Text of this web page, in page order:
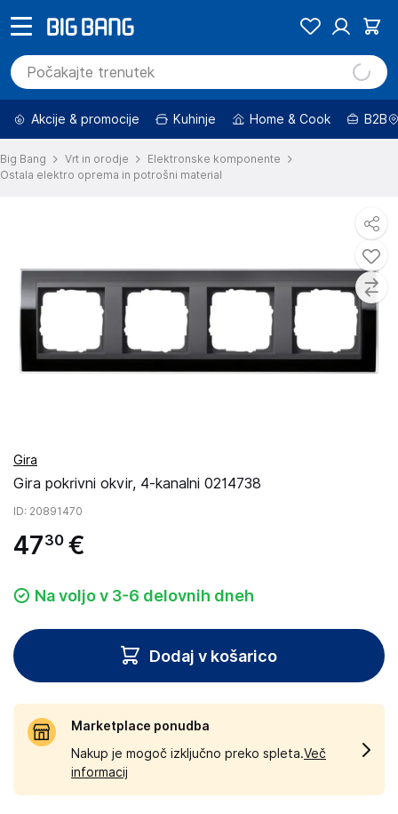
Akcije & promocije Kuhinje Home & Cook B2B
Big Bang Vrt in orodje
Elektronske komponente
Ostala elektro oprema in potrošni material
Gira
Gira pokrivni okvir, 4-kanalni 0214738
ID: 20891470
4730 €
Na voljo v 3-6 delovnih dneh
Dodaj v košarico
Marketplace ponudba
Nakup je mogoč izključno preko spleta.Več
informacij